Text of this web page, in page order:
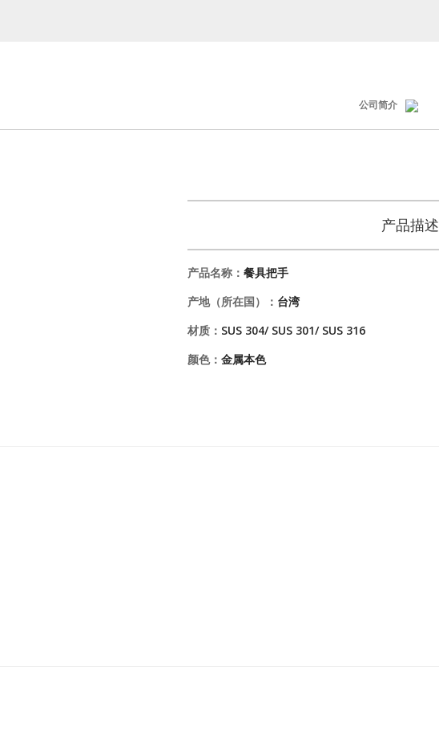
公司简介
产品描述
产品名称： 餐具把手
产地（所在国）： 台湾
材质： SUS 304/ SUS 301/ SUS 316
颜色： 金属本色